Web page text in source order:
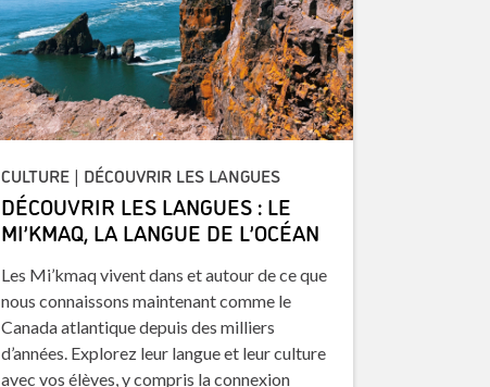
CULTURE | DÉCOUVRIR LES LANGUES
DÉCOUVRIR LES LANGUES : LE
MI’KMAQ, LA LANGUE DE L’OCÉAN
Les Mi’kmaq vivent dans et autour de ce que
nous connaissons maintenant comme le
Canada atlantique depuis des milliers
d’années. Explorez leur langue et leur culture
avec vos élèves, y compris la connexion